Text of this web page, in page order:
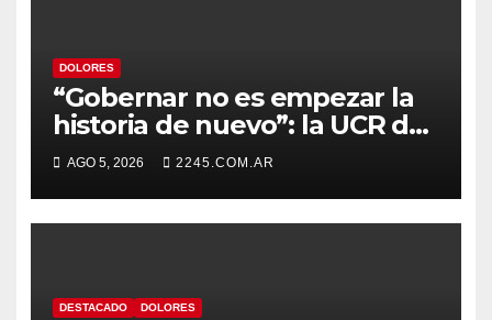
DOLORES
“Gobernar no es empezar la
historia de nuevo”: la UCR de
Dolores rechazó el cambio de
nombre del Estadio Arturo
Umberto Illia
AGO 5, 2026 2245.COM.AR
DESTACADO DOLORES